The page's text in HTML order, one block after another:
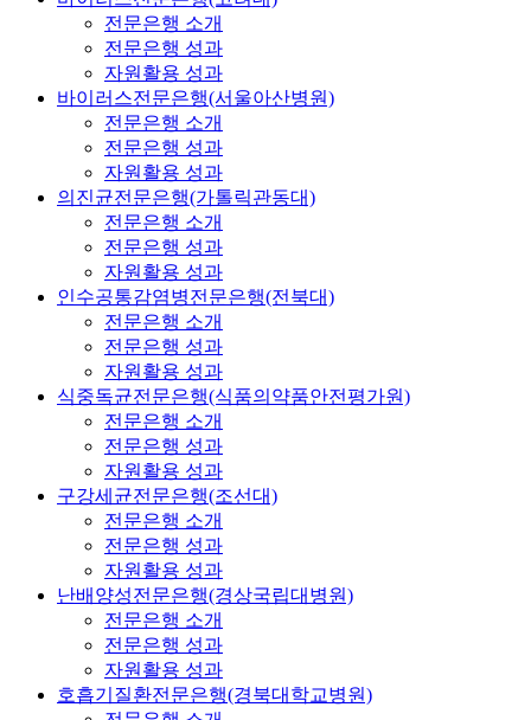
전문은행 소개
전문은행 성과
자원활용 성과
바이러스전문은행(서울아산병원)
전문은행 소개
전문은행 성과
자원활용 성과
의진균전문은행(가톨릭관동대)
전문은행 소개
전문은행 성과
자원활용 성과
인수공통감염병전문은행(전북대)
전문은행 소개
전문은행 성과
자원활용 성과
식중독균전문은행(식품의약품안전평가원)
전문은행 소개
전문은행 성과
자원활용 성과
구강세균전문은행(조선대)
전문은행 소개
전문은행 성과
자원활용 성과
난배양성전문은행(경상국립대병원)
전문은행 소개
전문은행 성과
자원활용 성과
호흡기질환전문은행(경북대학교병원)